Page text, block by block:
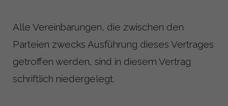
Alle Vereinbarungen, die zwischen den
Parteien zwecks Ausführung dieses Vertrages
getroffen werden, sind in diesem Vertrag
schriftlich niedergelegt.